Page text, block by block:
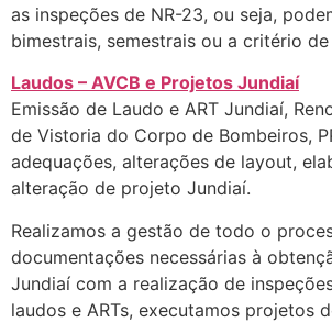
as inspeções de NR-23, ou seja,
bimestrais, semestrais ou a critério
Laudos – AVCB e Projetos Jundiaí
Emissão de Laudo e ART Jundiaí,
de Vistoria do Corpo de Bombeiros,
adequações, alterações de layout,
alteração de projeto Jundiaí.
Realizamos a gestão de todo o
documentações necessárias à
Jundiaí com a realização de
laudos e ARTs, executamos projetos